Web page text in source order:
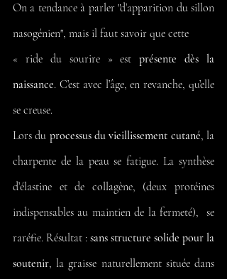
On a tendance à parler "d’apparition du sillon
nasogénien", mais il faut savoir que cette
« ride du sourire » est présente dès la
naissance. C’est avec l’âge, en revanche, qu’elle
se creuse.
Lors du processus du vieillissement cutané, la
charpente de la peau se fatigue. La synthèse
d’élastine et de collagène, (deux protéines
indispensables au maintien de la fermeté),  se
raréfie. Résultat : sans structure solide pour la
soutenir, la graisse naturellement située dans